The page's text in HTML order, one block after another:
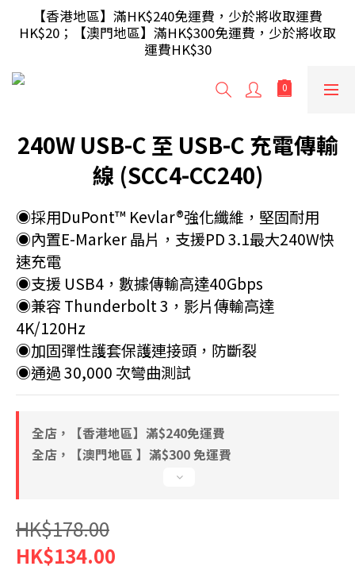
【滿額即送】訂單滿$499 送 USB 無線滑鼠 / 30W USB
充電器 ; 滿$699 再送 AA/AAA 電芯40粒(隨機及根據庫
存調整)
【香港地區】滿HK$240免運費，少於將收取運費
HK$20；【澳門地區】滿HK$300免運費，少於將收取
運費HK$30
【滿額即送】訂單滿$499 送 USB 無線滑鼠 / 30W USB
充電器 ; 滿$699 再送 AA/AAA 電芯40粒(隨機及根據庫
240W USB-C 至 USB-C 充電傳輸
線 (SCC4-CC240)
◉採用DuPont™ Kevlar®強化纖維，堅固耐用
◉內置E-Marker 晶片，支援PD 3.1最大240W快
速充電
◉支援 USB4，數據傳輸高達40Gbps
◉兼容 Thunderbolt 3，影片傳輸高達
4K/120Hz
◉加固彈性護套保護連接頭，防斷裂
◉通過 30,000 次彎曲測試
全店，【香港地區】滿$240免運費
全店，【澳門地區 】滿$300 免運費
HK$178.00
HK$134.00